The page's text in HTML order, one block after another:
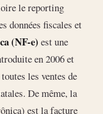
le reporting
données fiscales et
(NF-e) est une
en 2006 et
les ventes de
De même, la
est la facture